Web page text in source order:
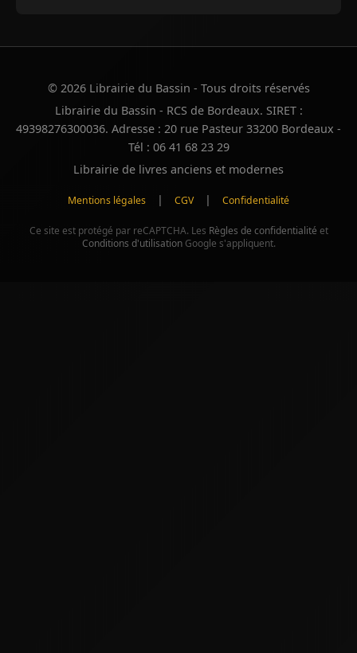
© 2026 Librairie du Bassin - Tous droits réservés
Librairie du Bassin - RCS de Bordeaux. SIRET :
49398276300036. Adresse : 20 rue Pasteur 33200 Bordeaux -
Tél : 06 41 68 23 29
Librairie de livres anciens et modernes
Mentions légales | CGV | Confidentialité
Ce site est protégé par reCAPTCHA. Les Règles de confidentialité et
Conditions d'utilisationGoogle s'appliquent.